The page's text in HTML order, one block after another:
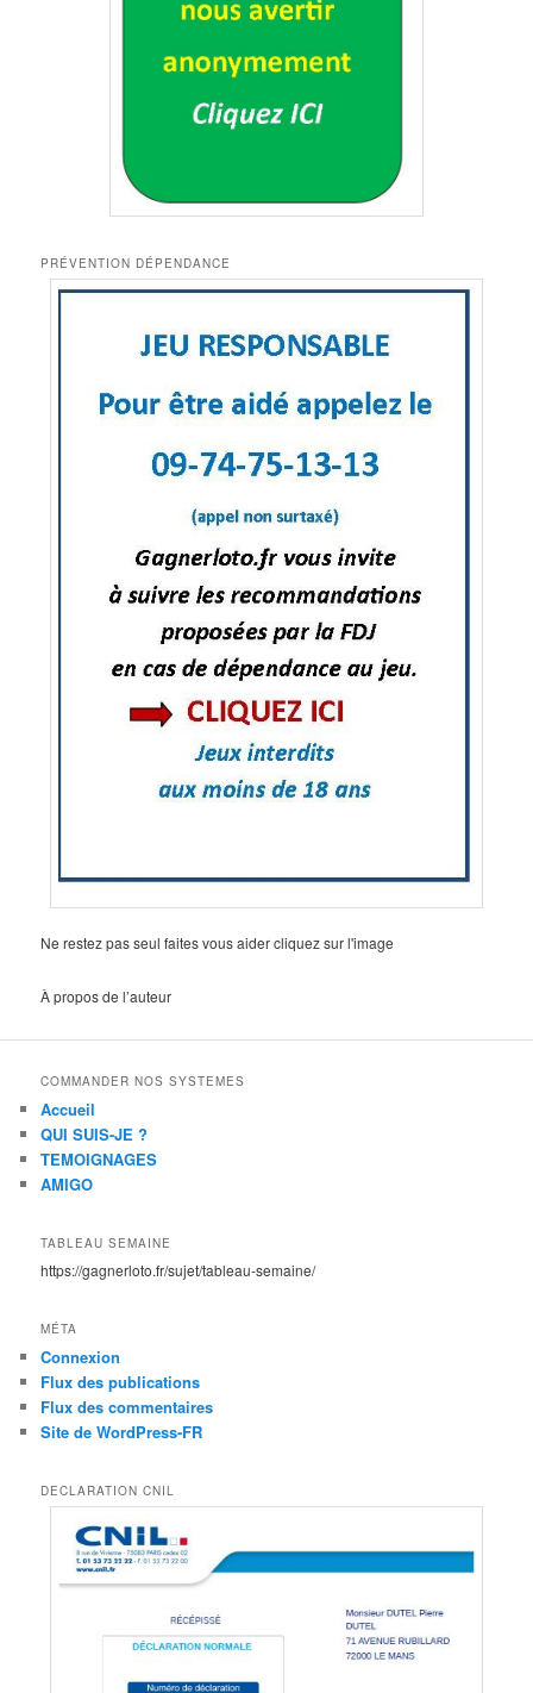
PRÉVENTION DÉPENDANCE
Ne restez pas seul faites vous aider cliquez sur l'image
À propos de l’auteur
COMMANDER NOS SYSTEMES
Accueil
QUI SUIS-JE ?
TEMOIGNAGES
AMIGO
TABLEAU SEMAINE
https://gagnerloto.fr/sujet/tableau-semaine/
MÉTA
Connexion
Flux des publications
Flux des commentaires
Site de WordPress-FR
DECLARATION CNIL